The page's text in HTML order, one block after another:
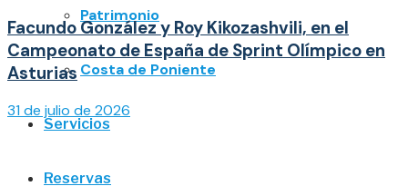
Patrimonio
Costa de Poniente
Servicios
Reservas
Facundo González y Roy Kikozashvili, en el
Campeonato de España de Sprint Olímpico en
Asturias
31 de julio de 2026